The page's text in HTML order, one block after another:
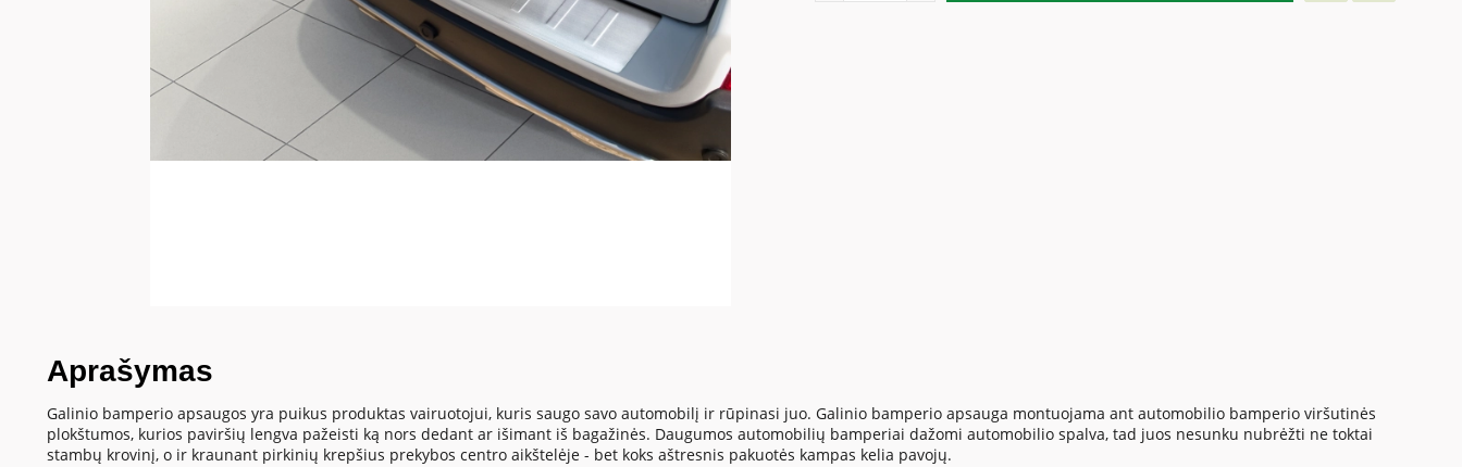
Aprašymas
Galinio bamperio apsaugos yra puikus produktas vairuotojui, kuris saugo savo automobilį ir rūpinasi juo. Galinio bamperio apsauga montuojama ant automobilio bamperio viršutinės
plokštumos, kurios paviršių lengva pažeisti ką nors dedant ar išimant iš bagažinės. Daugumos automobilių bamperiai dažomi automobilio spalva, tad juos nesunku nubrėžti ne toktai
stambų krovinį, o ir kraunant pirkinių krepšius prekybos centro aikštelėje - bet koks aštresnis pakuotės kampas kelia pavojų.